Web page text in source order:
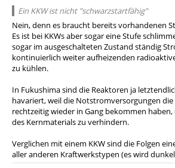
Ein KKW ist nicht "schwarzstartfähig"
Nein, denn es braucht bereits vorhandenen
Es ist bei KKWs aber sogar eine Stufe
sogar im ausgeschalteten Zustand ständig
kontinuierlich weiter aufheizenden
zu kühlen.
In Fukushima sind die Reaktoren ja
havariert, weil die Notstromversorgungen
rechtzeitig wieder in Gang bekommen haben,
des Kernmaterials zu verhindern.
Verglichen mit einem KKW sind die Folgen
aller anderen Kraftwerkstypen (es wird